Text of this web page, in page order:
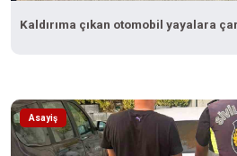
Kaldırıma çıkan otomobil yayalara
Asayiş